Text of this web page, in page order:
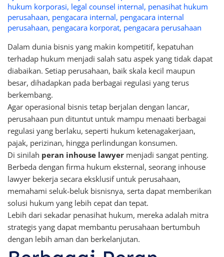
hukum korporasi, legal counsel internal, penasihat hukum
perusahaan, pengacara internal, pengacara internal
perusahaan, pengacara korporat, pengacara perusahaan
Dalam dunia bisnis yang makin kompetitif, kepatuhan
terhadap hukum menjadi salah satu aspek yang tidak dapat
diabaikan. Setiap perusahaan, baik skala kecil maupun
besar, dihadapkan pada berbagai regulasi yang terus
berkembang.
Agar operasional bisnis tetap berjalan dengan lancar,
perusahaan pun dituntut untuk mampu menaati berbagai
regulasi yang berlaku, seperti hukum ketenagakerjaan,
pajak, perizinan, hingga perlindungan konsumen.
Di sinilah peran inhouse lawyer menjadi sangat penting.
Berbeda dengan firma hukum eksternal, seorang inhouse
lawyer bekerja secara eksklusif untuk perusahaan,
memahami seluk-beluk bisnisnya, serta dapat memberikan
solusi hukum yang lebih cepat dan tepat.
Lebih dari sekadar penasihat hukum, mereka adalah mitra
strategis yang dapat membantu perusahaan bertumbuh
dengan lebih aman dan berkelanjutan.